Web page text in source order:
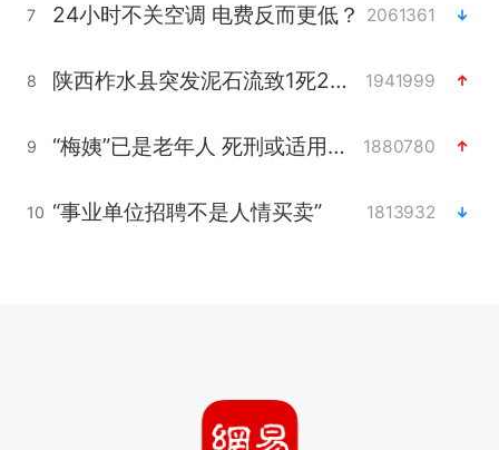
7 24小时不关空调 电费反而更低？ 2061361
8 陕西柞水县突发泥石流致1死2失联 1941999
9 “梅姨”已是老年人 死刑或适用受限 1880780
10 “事业单位招聘不是人情买卖” 1813932